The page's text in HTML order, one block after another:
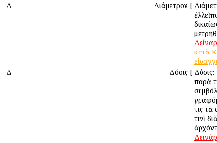
Δ
Διάμετρον [
κατὰ
Δ
Δόσις [ Δόσις:
παρὰ
τις τὰ
τινὶ